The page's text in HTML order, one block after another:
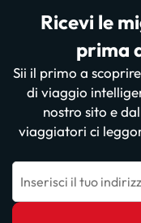
Ricevi le
prima
Sii il primo a
di viaggio
nostro sito e
viaggiatori ci
Inserisci il tuo